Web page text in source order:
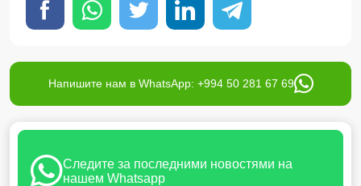
Напишите нам в WhatsApp: +994 50 281 67 69
Следите за последними новостями на
нашем Whatsapp